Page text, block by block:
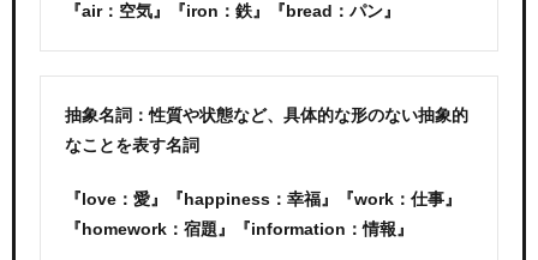
『air：空気』『iron：鉄』『bread：パン』
抽象名詞：性質や状態など、具体的な形のない抽象的
なことを表す名詞
『love：愛』『happiness：幸福』『work：仕事』
『homework：宿題』『information：情報』